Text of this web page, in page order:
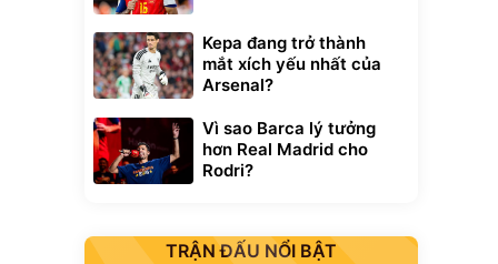
Kepa đang trở thành
mắt xích yếu nhất của
Arsenal?
Vì sao Barca lý tưởng
hơn Real Madrid cho
Rodri?
TRẬN ĐẤU NỔI BẬT